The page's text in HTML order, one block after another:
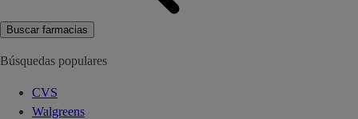
Buscar farmacias
Búsquedas populares
CVS
Walgreens